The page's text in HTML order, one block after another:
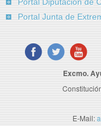
Portal Junta de
Excmo.
E-Mail: